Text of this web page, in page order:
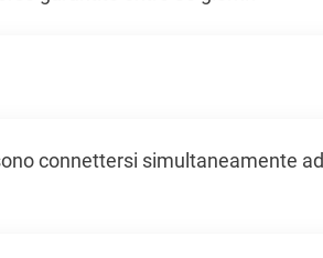
connettersi simultaneamente ad